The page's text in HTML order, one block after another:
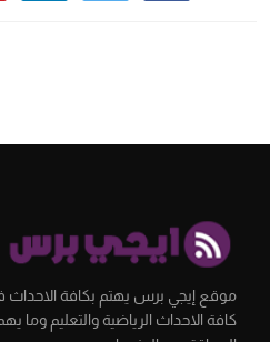
موقع إيجي برس يهتم بكافة الاحداث
كافة الاحداث الرياضية والتعليم وما